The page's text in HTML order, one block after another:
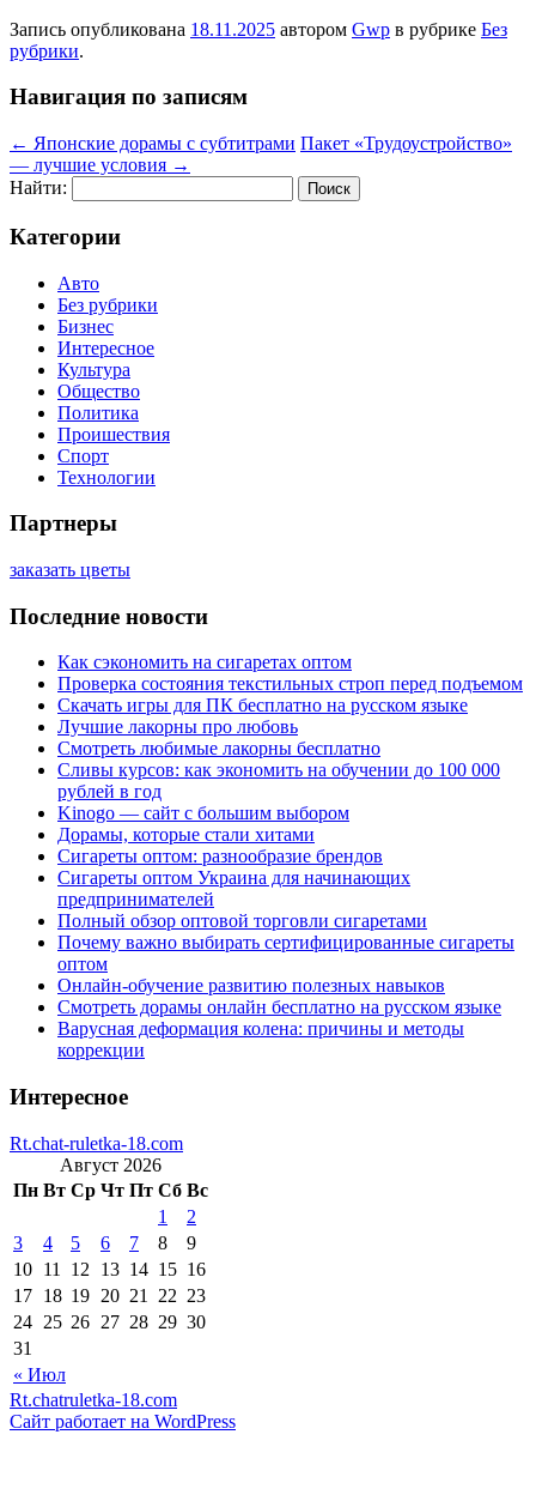
Запись опубликована 18.11.2025 автором Gwp в рубрике Без
рубрики.
Навигация по записям
← Японские дорамы с субтитрами Пакет «Трудоустройство»
— лучшие условия →
Найти:
Категории
Авто
Без рубрики
Бизнес
Интересное
Культура
Общество
Политика
Проишествия
Спорт
Технологии
Партнеры
заказать цветы
Последние новости
Как сэкономить на сигаретах оптом
Проверка состояния текстильных строп перед подъемом
Скачать игры для ПК бесплатно на русском языке
Лучшие лакорны про любовь
Смотреть любимые лакорны бесплатно
Сливы курсов: как экономить на обучении до 100 000
рублей в год
Kinogo — сайт с большим выбором
Дорамы, которые стали хитами
Сигареты оптом: разнообразие брендов
Сигареты оптом Украина для начинающих
предпринимателей
Полный обзор оптовой торговли сигаретами
Почему важно выбирать сертифицированные сигареты
оптом
Онлайн-обучение развитию полезных навыков
Смотреть дорамы онлайн бесплатно на русском языке
Варусная деформация колена: причины и методы
коррекции
Интересное
Rt.chat-ruletka-18.com
Август 2026
Пн Вт Ср Чт Пт Сб Вс
« Июл
1
2
3
4 5 6 7 8
9
10 11 12 13 14 15 16
17 18 19 20 21 22 23
24 25 26 27 28 29 30
31
Rt.chatruletka-18.com
Сайт работает на WordPress